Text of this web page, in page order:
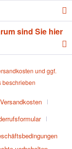
sind Sie hier
und ggf.
beschrieben
Versandkosten